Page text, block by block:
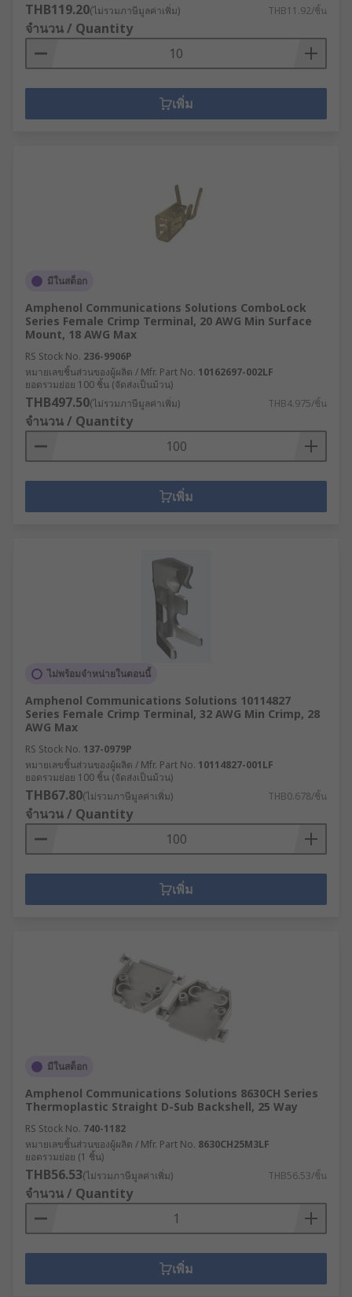
THB119.20(ไม่รวมภาษีมูลค่าเพิ่ม) THB11.92/ชิ้น
จำนวน / Quantity
เพิ่ม
มีในสต็อก
Amphenol Communications Solutions ComboLock
Series Female Crimp Terminal, 20 AWG Min Surface
Mount, 18 AWG Max
RS Stock No. 236-9906P
หมายเลขชิ้นส่วนของผู้ผลิต / Mfr. Part No. 10162697-002LF
ยอดรวมย่อย 100 ชิ้น (จัดส่งเป็นม้วน)
THB497.50(ไม่รวมภาษีมูลค่าเพิ่ม) THB4.975/ชิ้น
จำนวน / Quantity
เพิ่ม
ไม่พร้อมจำหน่ายในตอนนี้
Amphenol Communications Solutions 10114827
Series Female Crimp Terminal, 32 AWG Min Crimp, 28
AWG Max
RS Stock No. 137-0979P
หมายเลขชิ้นส่วนของผู้ผลิต / Mfr. Part No. 10114827-001LF
ยอดรวมย่อย 100 ชิ้น (จัดส่งเป็นม้วน)
THB67.80(ไม่รวมภาษีมูลค่าเพิ่ม) THB0.678/ชิ้น
จำนวน / Quantity
เพิ่ม
มีในสต็อก
Amphenol Communications Solutions 8630CH Series
Thermoplastic Straight D-Sub Backshell, 25 Way
RS Stock No. 740-1182
หมายเลขชิ้นส่วนของผู้ผลิต / Mfr. Part No. 8630CH25M3LF
ยอดรวมย่อย (1 ชิ้น)
THB56.53(ไม่รวมภาษีมูลค่าเพิ่ม) THB56.53/ชิ้น
จำนวน / Quantity
เพิ่ม